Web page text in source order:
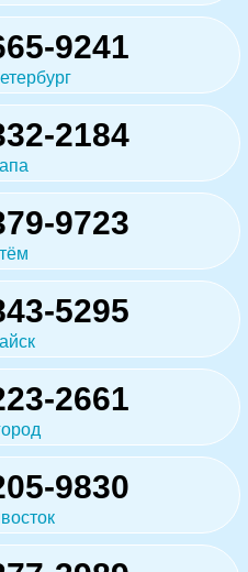
9241
2184
9723
5295
2661
9830